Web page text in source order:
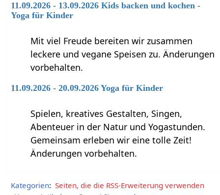
11.09.2026 - 13.09.2026 Kids backen und kochen -
Yoga für Kinder
Mit viel Freude bereiten wir zusammen
leckere und vegane Speisen zu. Änderungen
vorbehalten.
11.09.2026 - 20.09.2026 Yoga für Kinder
Spielen, kreatives Gestalten, Singen,
Abenteuer in der Natur und Yogastunden.
Gemeinsam erleben wir eine tolle Zeit!
Änderungen vorbehalten.
Kategorien: Seiten, die die RSS-Erweiterung verwenden